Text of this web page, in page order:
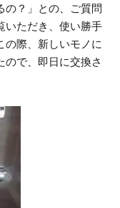
の？」との、ご質問
いただき、使い勝手
の際、新しいモノに
ので、即日に交換さ